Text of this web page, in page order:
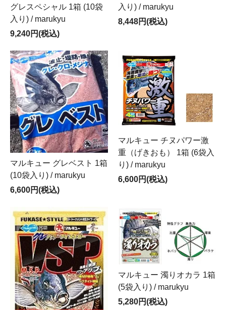
グレスペシャル 1箱 (10袋
入り) / marukyu
9,240円(税込)
入り) / marukyu
8,448円(税込)
マルキュー グレベスト 1箱
(10袋入り) / marukyu
6,600円(税込)
マルキュー チヌパワー激
重（げきおも） 1箱 (6袋入
り) / marukyu
6,600円(税込)
マルキュー 濁りオカラ 1箱
(5袋入り) / marukyu
5,280円(税込)